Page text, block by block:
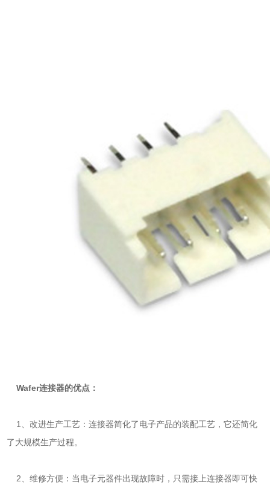
Wafer连接器的优点：
1、改进生产工艺：连接器简化了电子产品的装配工艺，它还简化
了大规模生产过程。
2、维修方便：当电子元器件出现故障时，只需接上连接器即可快